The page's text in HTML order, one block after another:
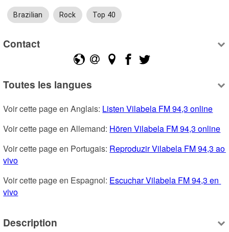
Brazilian Rock Top 40
Contact
Toutes les langues
Voir cette page en Anglais: Listen Vilabela FM 94,3 online
Voir cette page en Allemand: Hören Vilabela FM 94,3 online
Voir cette page en Portugais: Reproduzir Vilabela FM 94,3 ao
vivo
Voir cette page en Espagnol: Escuchar Vilabela FM 94,3 en
vivo
Description